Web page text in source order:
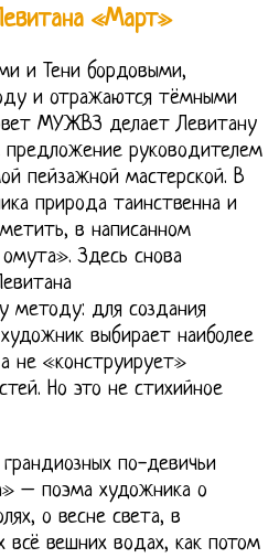
«Март»
и Тени бордовыми,
и отражаются тёмными
МУЖВЗ делает Левитану
предложение руководителем
пейзажной мастерской. В
природа таинственна и
в написанном
Здесь снова
методу: для создания
выбирает наиболее
не «конструирует»
Но это не стихийное
по-девичьи
– поэма художника о
о весне света, в
всё вешних водах, как потом